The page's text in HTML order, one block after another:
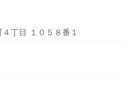
丁目 １０５８番１